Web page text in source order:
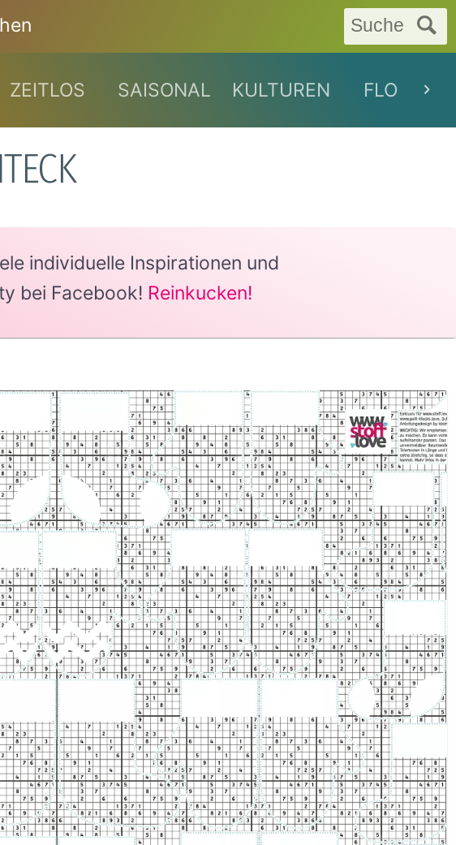
Suche
ZEITLOS SAISONAL KULTUREN FLORAL
individuelle Inspirationen und
bei Facebook! Reinkucken!